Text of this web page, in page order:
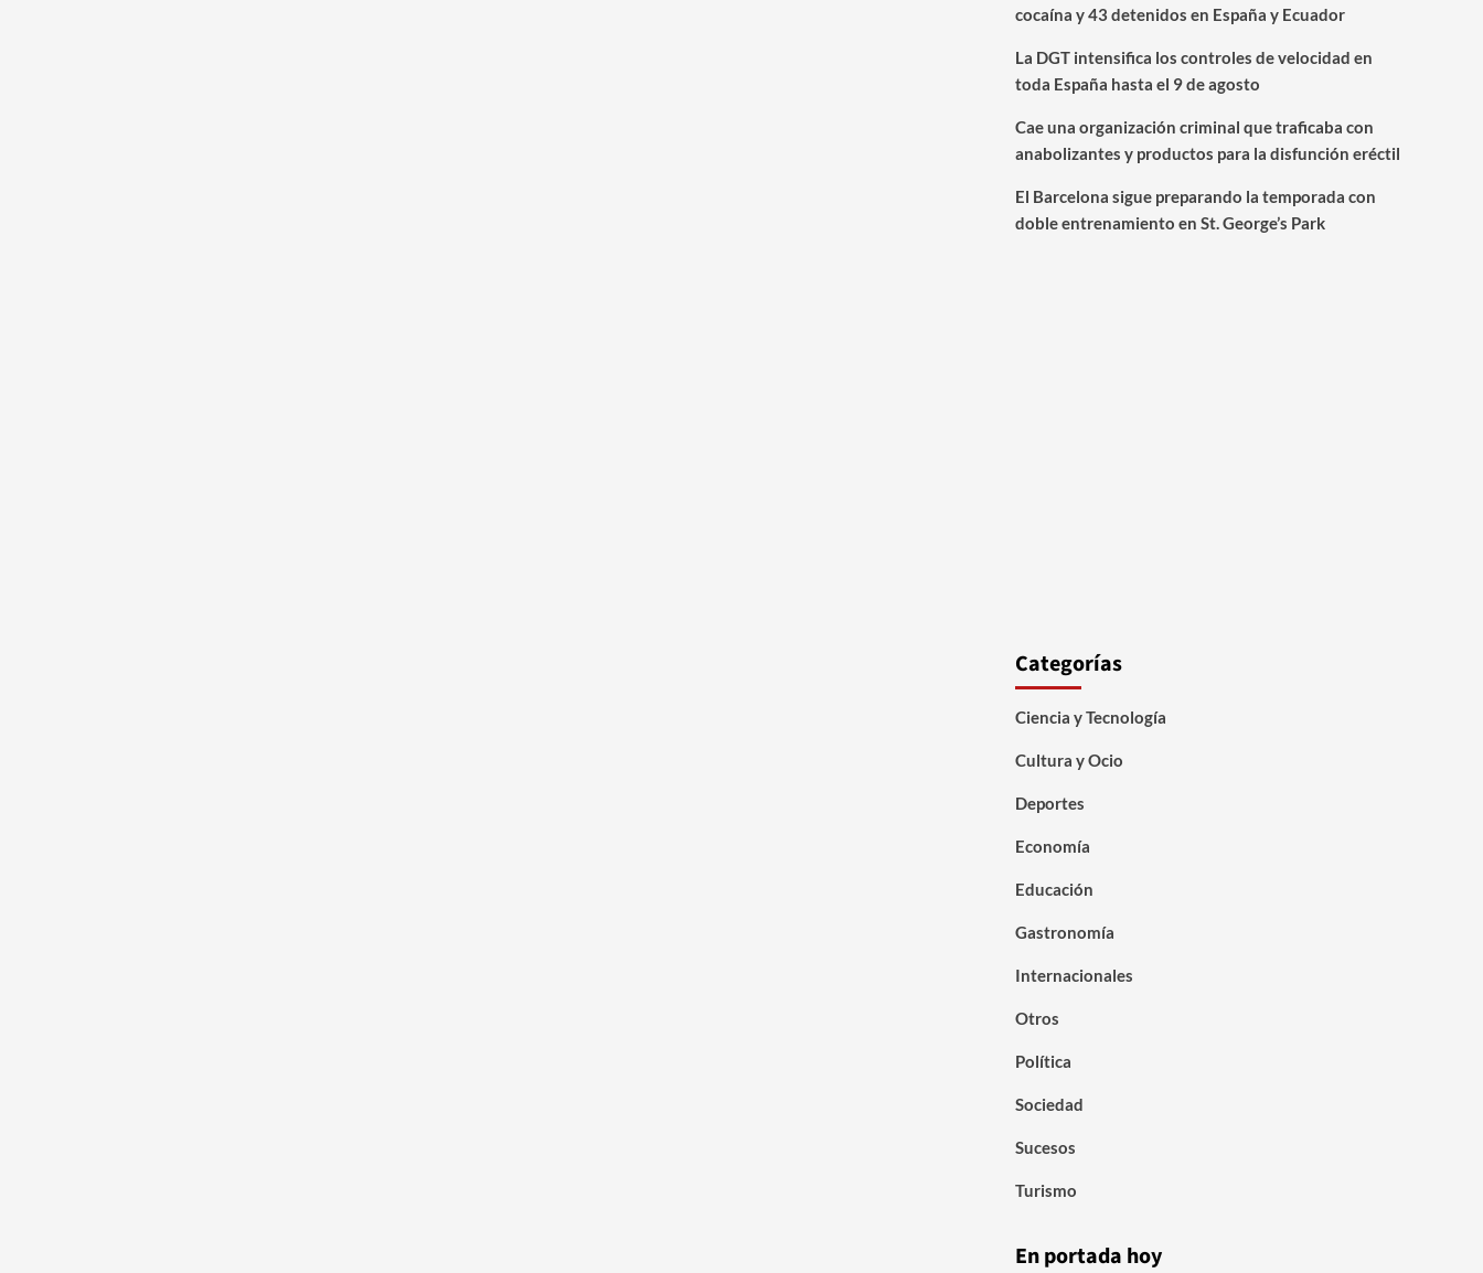
cocaína y 43 detenidos en España y Ecuador
La DGT intensifica los controles de velocidad en
toda España hasta el 9 de agosto
Cae una organización criminal que traficaba con
anabolizantes y productos para la disfunción eréctil
El Barcelona sigue preparando la temporada con
doble entrenamiento en St. George’s Park
Categorías
Ciencia y Tecnología
Cultura y Ocio
Deportes
Economía
Educación
Gastronomía
Internacionales
Otros
Política
Sociedad
Sucesos
Turismo
En portada hoy